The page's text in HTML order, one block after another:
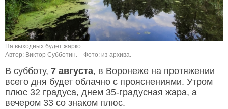
На выходных будет жарко.
Автор: Виктор Субботин.
Фото: из архива.
В субботу, 7 августа, в Воронеже на протяжении
всего дня будет облачно с прояснениями. Утром
плюс 32 градуса, днем 35-градусная жара, а
вечером 33 со знаком плюс.